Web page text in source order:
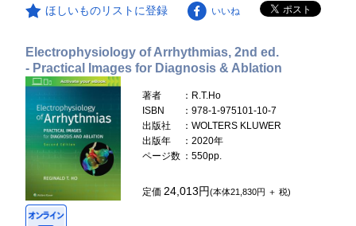
ほしいものリストに登録 いいね
Electrophysiology of Arrhythmias, 2nd ed.
- Practical Images for Diagnosis & Ablation
著者
：R.T.Ho
ISBN
：978-1-975101-10-7
出版社
：WOLTERS KLUWER
出版年
：2020年
ページ数 ：550pp.
定価24,013円(本体21,830円 ＋ 税)